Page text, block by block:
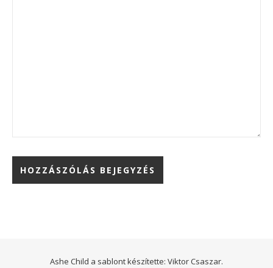
Ashe Child a sablont készítette: Viktor Csaszar.